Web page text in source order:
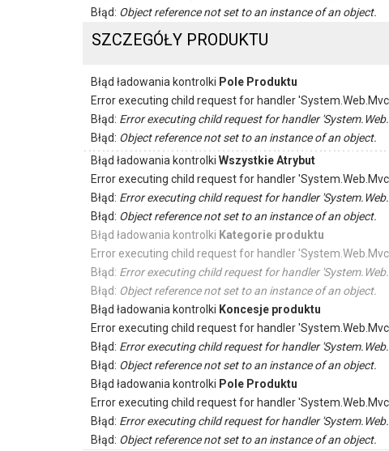
Błąd: Object reference not set to an instance of an object.
SZCZEGÓŁY PRODUKTU
Błąd ładowania kontrolki Pole Produktu
Error executing child request for handler
Błąd: Error executing child request for handler
Błąd: Object reference not set to an instance of an object.
Błąd ładowania kontrolki Wszystkie Atrybut
Error executing child request for handler
Błąd: Error executing child request for handler
Błąd: Object reference not set to an instance of an object.
Błąd ładowania kontrolki Kategorie produktu
Error executing child request for handler
Błąd: Error executing child request for handler
Błąd: Object reference not set to an instance of an object.
Błąd ładowania kontrolki Koncesje produktu
Error executing child request for handler
Błąd: Error executing child request for handler
Błąd: Object reference not set to an instance of an object.
Błąd ładowania kontrolki Pole Produktu
Error executing child request for handler
Błąd: Error executing child request for handler
Błąd: Object reference not set to an instance of an object.